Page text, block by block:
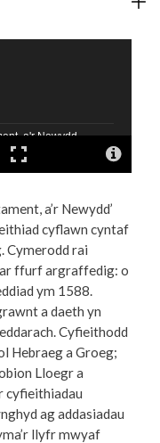
a’r Newydd’
cyflawn cyntaf
Cymerodd rai
ar ffurf argraffedig: o
ym 1588.
a daeth yn
Cyfieithodd
Hebraeg a Groeg;
Lloegr a
cyfieithiadau
ag addasiadau
llyfr mwyaf